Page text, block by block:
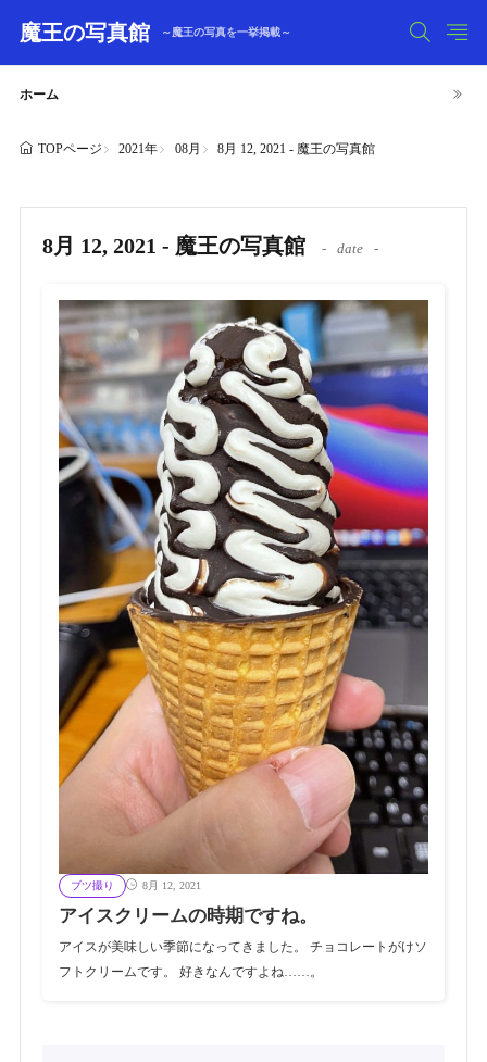
魔王の写真館 ～魔王の写真を一挙掲載～
ホーム
TOPページ 2021年 08月 8月 12, 2021 - 魔王の写真館
8月 12, 2021 - 魔王の写真館 date
ブツ撮り 8月 12, 2021
アイスクリームの時期ですね。
アイスが美味しい季節になってきました。 チョコレートがけソ
フトクリームです。 好きなんですよね……。